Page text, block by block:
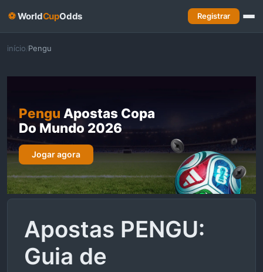
⚽WorldCupOdds Registrar
início/ Pengu
Pengu Apostas Copa
Do Mundo 2026
Jogar agora
Apostas PENGU:
Guia de